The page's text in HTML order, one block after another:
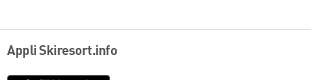
Appli Skiresort.info